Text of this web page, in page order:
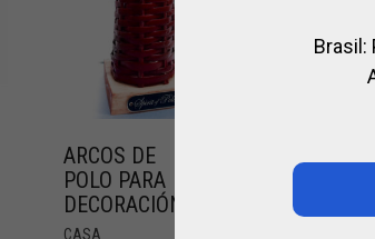
ARCOS DE
POLO PARA
DECORACIÓN
CASA
Brasil: